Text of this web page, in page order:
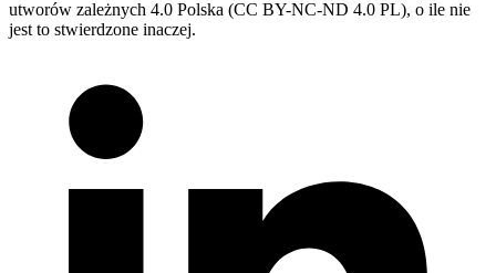
utworów zależnych 4.0 Polska (CC BY-NC-ND 4.0 PL), o ile nie
jest to stwierdzone inaczej.